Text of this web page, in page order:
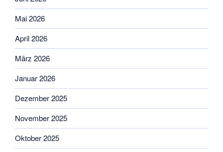
Mai 2026
April 2026
März 2026
Januar 2026
Dezember 2025
November 2025
Oktober 2025